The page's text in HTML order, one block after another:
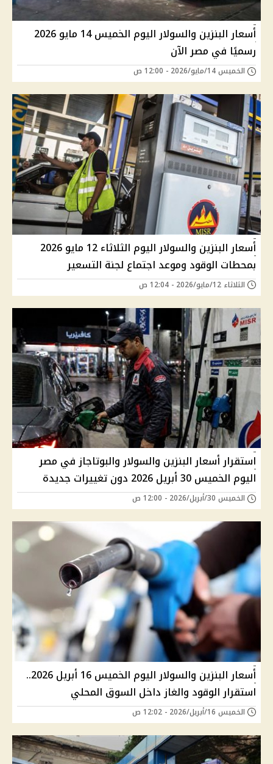
أسعار البنزين والسولار اليوم الخميس 14 مايو 2026
رسميًا في مصر الآن
الخميس 14/مايو/2026 - 12:00 ص
أسعار البنزين والسولار اليوم الثلاثاء 12 مايو 2026
بمحطات الوقود وموعد اجتماع لجنة التسعير
الثلاثاء 12/مايو/2026 - 12:04 ص
استقرار أسعار البنزين والسولار والبوتاجاز في مصر
اليوم الخميس 30 أبريل 2026 دون تغييرات جديدة
الخميس 30/أبريل/2026 - 12:00 ص
أسعار البنزين والسولار اليوم الخميس 16 أبريل 2026..
استقرار الوقود والغاز داخل السوق المحلي
الخميس 16/أبريل/2026 - 12:02 ص